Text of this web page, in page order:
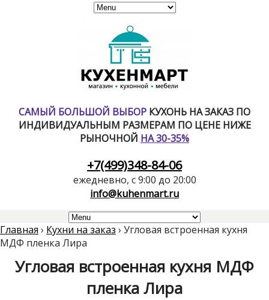
САМЫЙ БОЛЬШОЙ ВЫБОР КУХОНЬ НА ЗАКАЗ ПО
ИНДИВИДУАЛЬНЫМ РАЗМЕРАМ ПО ЦЕНЕ НИЖЕ
РЫНОЧНОЙ НА 30-35%
+7(499)348-84-06
ежедневно, с 9:00 до 20:00
info@kuhenmart.ru
Главная › Кухни на заказ › Угловая встроенная кухня
МДФ пленка Лира
Угловая встроенная кухня МДФ
пленка Лира